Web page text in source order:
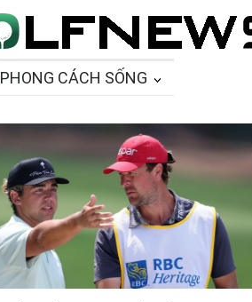
PHONG CÁCH SỐNG